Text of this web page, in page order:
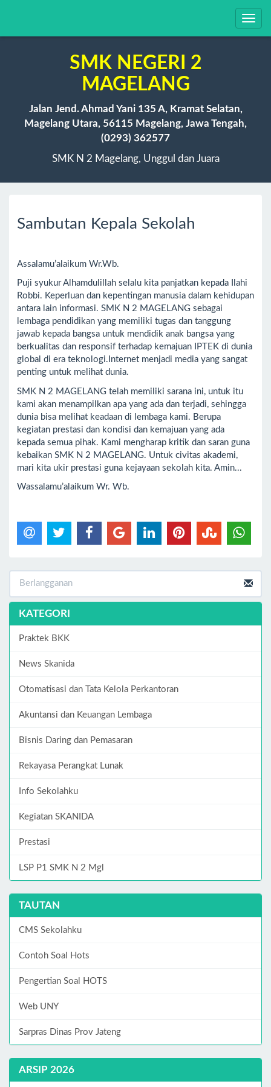
SMK NEGERI 2
MAGELANG
Jalan Jend. Ahmad Yani 135 A, Kramat Selatan,
Magelang Utara, 56115 Magelang, Jawa Tengah,
(0293) 362577
SMK N 2 Magelang, Unggul dan Juara
Sambutan Kepala Sekolah
Assalamu’alaikum Wr.Wb.
Puji syukur Alhamdulillah selalu kita panjatkan kepada Ilahi
Robbi. Keperluan dan kepentingan manusia dalam kehidupan
antara lain informasi. SMK N 2 MAGELANG sebagai
lembaga pendidikan yang memiliki tugas dan tanggung
jawab kepada bangsa untuk mendidik anak bangsa yang
berkualitas dan responsif terhadap kemajuan IPTEK di dunia
global di era teknologi.Internet menjadi media yang sangat
penting untuk melihat dunia.
SMK N 2 MAGELANG telah memiliki sarana ini, untuk itu
kami akan menampilkan apa yang ada dan terjadi, sehingga
dunia bisa melihat keadaan di lembaga kami. Berupa
kegiatan prestasi dan kondisi dan kemajuan yang ada
kepada semua pihak. Kami mengharap kritik dan saran guna
kebaikan SMK N 2 MAGELANG. Untuk civitas akademi,
mari kita ukir prestasi guna kejayaan sekolah kita. Amin...
Wassalamu’alaikum Wr. Wb.
KATEGORI
Praktek BKK
News Skanida
Otomatisasi dan Tata Kelola Perkantoran
Akuntansi dan Keuangan Lembaga
Bisnis Daring dan Pemasaran
Rekayasa Perangkat Lunak
Info Sekolahku
Kegiatan SKANIDA
Prestasi
LSP P1 SMK N 2 Mgl
TAUTAN
CMS Sekolahku
Contoh Soal Hots
Pengertian Soal HOTS
Web UNY
Sarpras Dinas Prov Jateng
ARSIP 2026